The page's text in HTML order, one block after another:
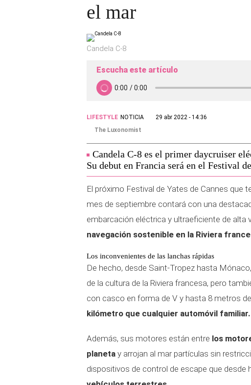
el mar
Candela C-8
Escucha este artículo
LIFESTYLE NOTICIA
29 abr 2022 - 14:36
The Luxonomist
Candela C-8 es el primer daycruiser
Su debut en Francia será en el Festival
El próximo Festival de Yates de Cannes que
mes de septiembre contará con una
embarcación eléctrica y ultraeficiente de alta
navegación sostenible en la Riviera
Los inconvenientes de las lanchas rápidas
De hecho, desde Saint-Tropez hasta Mónaco,
de la cultura de la Riviera francesa, pero
con casco en forma de V y hasta 8 metros
kilómetro que cualquier automóvil familiar.
Además, sus motores están entre los
planeta y arrojan al mar partículas sin
dispositivos de control de escape que desde